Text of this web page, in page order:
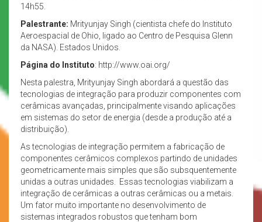
14h55.
Palestrante: Mrityunjay Singh (cientista chefe do Instituto
Aeroespacial de Ohio, ligado ao Centro de Pesquisa Glenn
da NASA). Estados Unidos.
Página do Instituto: http://www.oai.org/
Nesta palestra, Mrityunjay Singh abordará a questão das
tecnologias de integração para produzir componentes com
cerâmicas avançadas, principalmente visando aplicações
em sistemas do setor de energia (desde a produção até a
distribuição).
As tecnologias de integração permitem a fabricação de
componentes cerâmicos complexos partindo de unidades
geometricamente mais simples que são subsquentemente
unidas a outras unidades. Essas tecnologias viabilizam a
integração de cerâmicas a outras cerâmicas ou a metais.
Um fator muito importante no desenvolvimento de
sistemas integrados robustos que tenham bom